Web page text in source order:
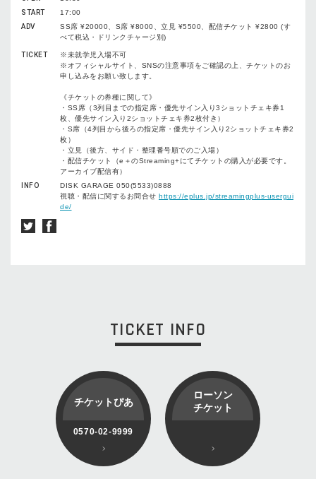
START
17:00
ADV
SS席 ¥20000、S席 ¥8000、立見 ¥5500、配信チケット ¥2800 (す
べて税込・ドリンクチャージ別)
TICKET
※未就学児入場不可
※オフィシャルサイト、SNSの注意事項をご確認の上、チケットのお
申し込みをお願い致します。
《チケットの券種に関して》
・SS席（3列目までの指定席・優先サイン入り3ショットチェキ券1
枚、優先サイン入り2ショットチェキ券2枚付き）
・S席（4列目から後ろの指定席・優先サイン入り2ショットチェキ券2
枚）
・立見（後方、サイド・整理番号順でのご入場）
・配信チケット（e＋のStreaming+にてチケットの購入が必要です。
アーカイブ配信有）
INFO
DISK GARAGE 050(5533)0888
視聴・配信に関するお問合せ https://eplus.jp/streamingplus-usergui
de/
TICKET INFO
チケットぴあ
0570-02-9999
ローソン
チケット